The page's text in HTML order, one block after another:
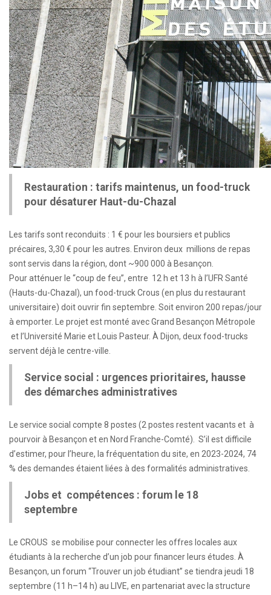
Restauration : tarifs maintenus, un food-truck
pour désaturer Haut-du-Chazal
Les tarifs sont reconduits : 1 € pour les boursiers et publics
précaires, 3,30 € pour les autres. Environ deux millions de repas
sont servis dans la région, dont ~900 000 à Besançon.
Pour atténuer le “coup de feu”, entre 12 h et 13 h à l’UFR Santé
(Hauts-du-Chazal), un food-truck Crous (en plus du restaurant
universitaire) doit ouvrir fin septembre. Soit environ 200 repas/jour
à emporter. Le projet est monté avec Grand Besançon Métropole
et l’Université Marie et Louis Pasteur. À Dijon, deux food-trucks
servent déjà le centre-ville.
Service social : urgences prioritaires, hausse
des démarches administratives
Le service social compte 8 postes (2 postes restent vacants et à
pourvoir à Besançon et en Nord Franche-Comté). S’il est difficile
d’estimer, pour l’heure, la fréquentation du site, en 2023-2024, 74
% des demandes étaient liées à des formalités administratives.
Jobs et compétences : forum le 18
septembre
Le CROUS se mobilise pour connecter les offres locales aux
étudiants à la recherche d’un job pour financer leurs études. À
Besançon, un forum “Trouver un job étudiant” se tiendra jeudi 18
septembre (11 h–14 h) au LIVE, en partenariat avec la structure